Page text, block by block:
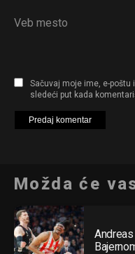
Veb mesto
Sačuvaj moje ime, e-poštu
sledeći put kada
Možda će